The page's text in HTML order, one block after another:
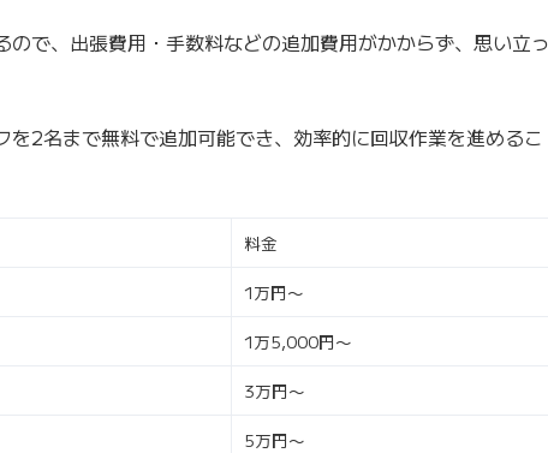
で、出張費用・手数料などの追加費用がかからず、思い立っ
2名まで無料で追加可能でき、効率的に回収作業を進めるこ
料金
1万円〜
1万5,000円〜
3万円〜
5万円〜